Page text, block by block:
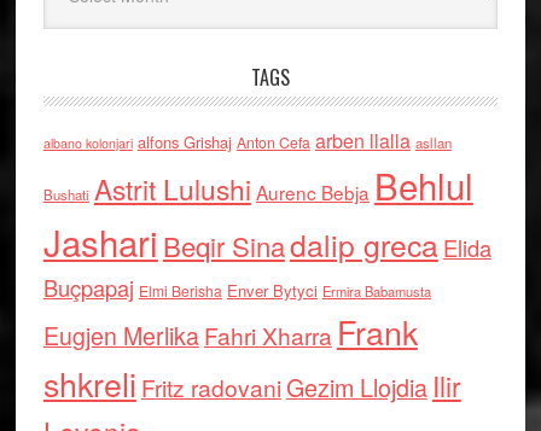
TAGS
albano kolonjari alfons Grishaj Anton Cefa arben llalla asllan
Bushati Astrit Lulushi Aurenc Bebja Behlul
Jashari Beqir Sinadalip grecaElida
Buçpapaj Elmi Berisha Enver Bytyci Ermira Babamusta
Eugjen MerlikaFahri Xharra Frank
shkreli Fritz radovaniGezim Llojdia Ilir